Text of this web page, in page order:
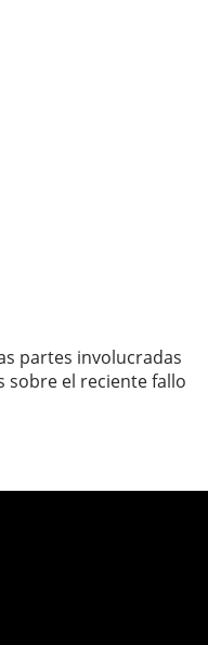
partes involucradas
sobre el reciente fallo